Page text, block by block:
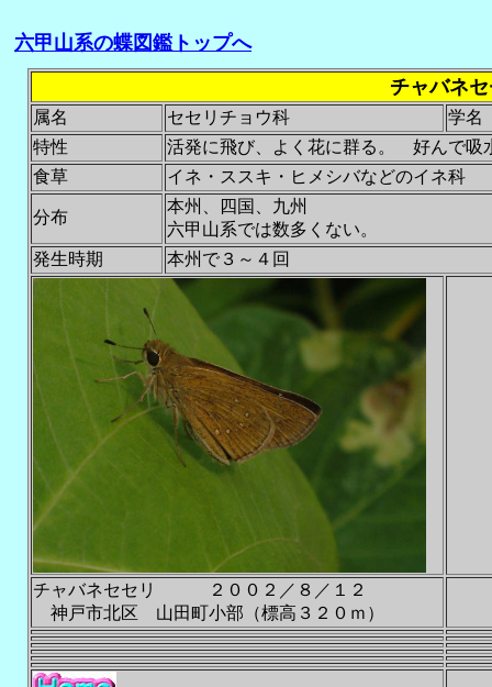
チャバネ
属名 セセリチョウ科
学名
特性
活発に飛び、よく花に群る。 好んで吸
食草
イネ・ススキ・ヒメシバなどのイネ科
分布
本州、四国、九州
六甲山系では数多くない。
発生時期
本州で３～４回
チャバネセセリ ２００２／８／１２
神戸市北区 山田町小部（標高３２０ｍ）
六甲山系の蝶図鑑トップへ